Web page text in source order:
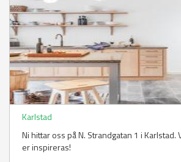
Karlstad
Ni hittar oss på N. Strandgatan 1 i Karlstad.
er inspireras!